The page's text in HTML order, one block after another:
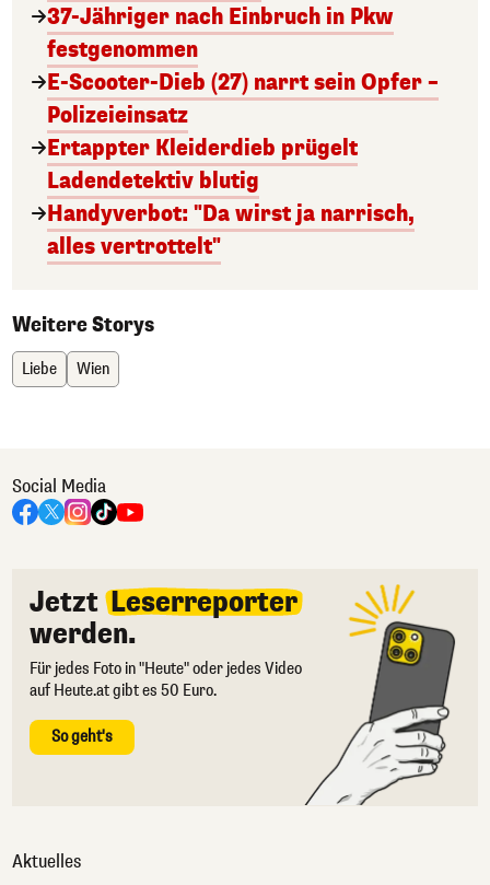
37-Jähriger nach Einbruch in Pkw
festgenommen
E-Scooter-Dieb (27) narrt sein Opfer –
Polizeieinsatz
Ertappter Kleiderdieb prügelt
Ladendetektiv blutig
Handyverbot: "Da wirst ja narrisch,
alles vertrottelt"
Weitere Storys
Liebe Wien
Social Media
Jetzt Leserreporter
werden.
Für jedes Foto in "Heute" oder jedes Video
auf Heute.at gibt es 50 Euro.
So geht's
Aktuelles